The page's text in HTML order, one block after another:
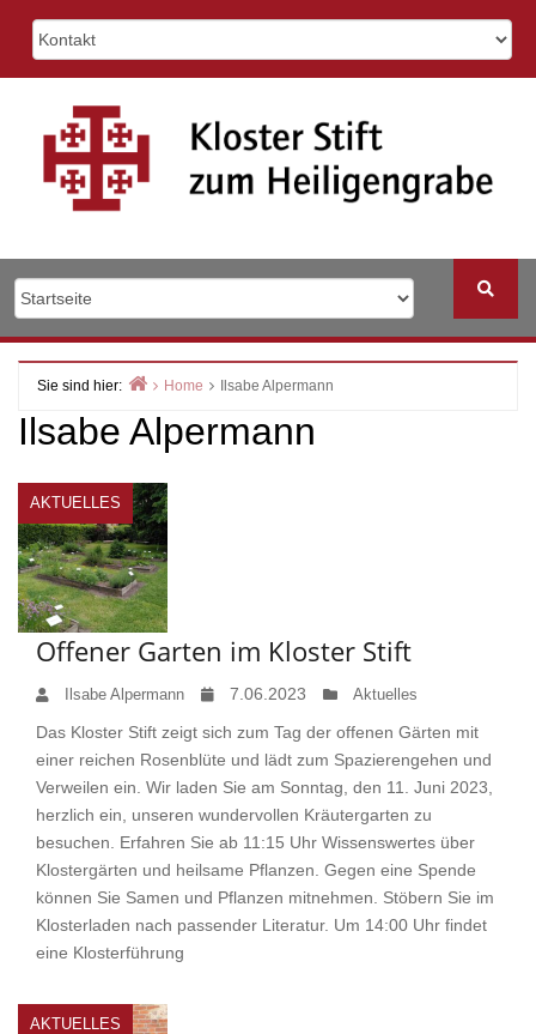
Sie sind hier: Home Ilsabe Alpermann
Ilsabe Alpermann
AKTUELLES
Offener Garten im Kloster Stift
Ilsabe Alpermann 7.06.2023 Aktuelles
Das Kloster Stift zeigt sich zum Tag der offenen Gärten mit
einer reichen Rosenblüte und lädt zum Spazierengehen und
Verweilen ein. Wir laden Sie am Sonntag, den 11. Juni 2023,
herzlich ein, unseren wundervollen Kräutergarten zu
besuchen. Erfahren Sie ab 11:15 Uhr Wissenswertes über
Klostergärten und heilsame Pflanzen. Gegen eine Spende
können Sie Samen und Pflanzen mitnehmen. Stöbern Sie im
Klosterladen nach passender Literatur. Um 14:00 Uhr findet
eine Klosterführung
AKTUELLES